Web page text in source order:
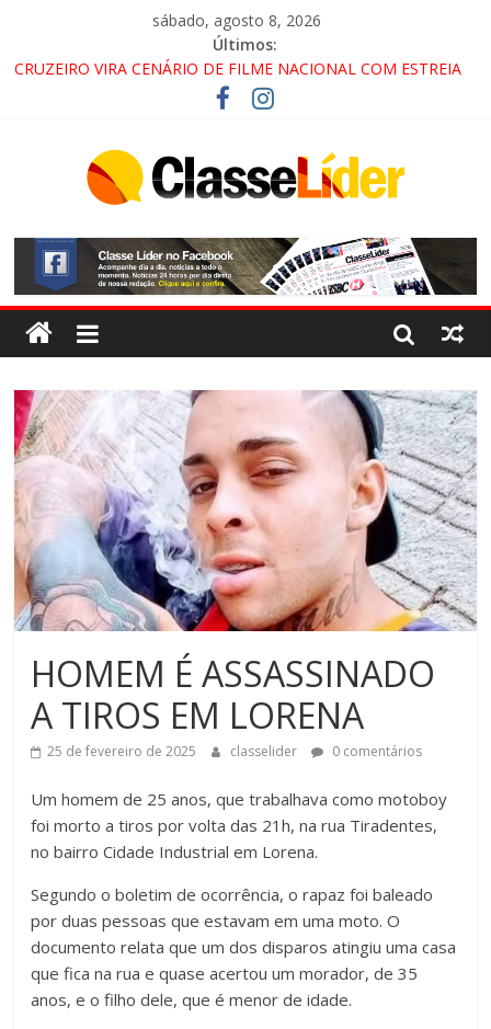
sábado, agosto 8, 2026
Últimos:
CRUZEIRO VIRA CENÁRIO DE FILME NACIONAL COM ESTREIA
PROMOTOR DO GAECO
ACESSO À APARECIDA NA DUTRA SERÁ BLOQUEADO NO FIM
ALTERNATIVAS
LORENA, PINDAMONHANGABA E QUELUZ NA RETA FINAL
PELA FÁBRICA DA COCA-COLA!
HOMEM É ASSASSINADO
A TIROS EM LORENA
25 de fevereiro de 2025 classelider 0 comentários
Um homem de 25 anos, que trabalhava como motoboy
foi morto a tiros por volta das 21h, na rua Tiradentes,
no bairro Cidade Industrial em Lorena.
Segundo o boletim de ocorrência, o rapaz foi baleado
por duas pessoas que estavam em uma moto. O
documento relata que um dos disparos atingiu uma casa
que fica na rua e quase acertou um morador, de 35
anos, e o filho dele, que é menor de idade.